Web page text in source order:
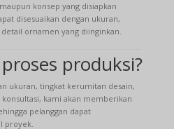
konsep yang disiapkan
disesuaikan dengan ukuran,
ornamen yang diinginkan.
produksi?
ukuran, tingkat kerumitan desain,
kami akan memberikan
pelanggan dapat
proyek.